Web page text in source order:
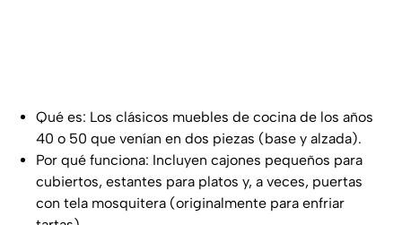
Qué es: Los clásicos muebles de cocina de los años
40 o 50 que venían en dos piezas (base y alzada).
Por qué funciona: Incluyen cajones pequeños para
cubiertos, estantes para platos y, a veces, puertas
con tela mosquitera (originalmente para enfriar